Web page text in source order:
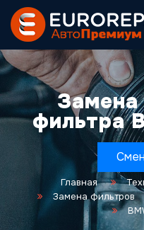
Замена
фильтра
Главная
Замена фильтров